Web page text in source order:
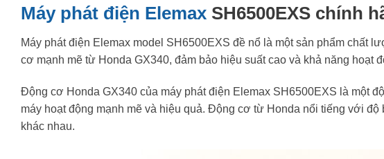
Máy phát điện Elemax SH6500EXS chính
Máy phát điện Elemax model SH6500EXS đề nổ là một sản phẩm chất
cơ mạnh mẽ từ Honda GX340, đảm bảo hiệu suất cao và khả năng hoạt
Động cơ Honda GX340 của máy phát điện Elemax SH6500EXS là một
máy hoạt động mạnh mẽ và hiệu quả. Động cơ từ Honda nổi tiếng với
khác nhau.